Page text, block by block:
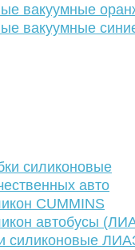
вакуумные
вакуумные
силиконовые
авто
CUMMINS
автобусы
силиконовые